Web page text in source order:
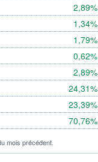
2,89%
1,34%
1,79%
0,62%
2,89%
24,31%
23,39%
70,76%
mois précédent.